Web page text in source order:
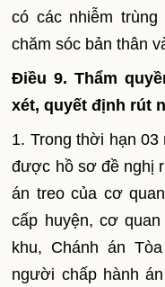
có các nhiễm
chăm sóc bản thân
Điều 9. Thẩm
xét, quyết định rút
1. Trong thời hạn
được hồ sơ đề nghị
án treo của cơ
cấp huyện, cơ
khu, Chánh án
người chấp hành